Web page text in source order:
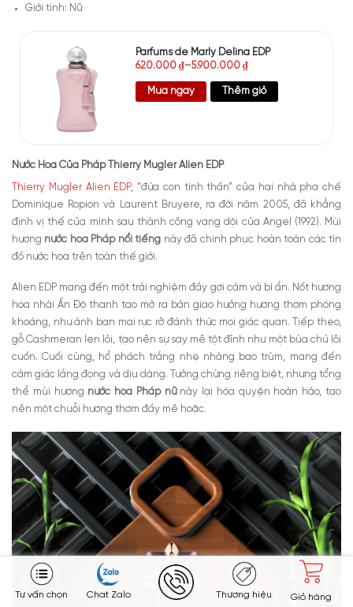
Giới tính: Nữ
Parfums de Marly Delina EDP
620.000₫–5.900.000₫
Mua ngay Thêm giỏ
Nước Hoa Của Pháp Thierry Mugler Alien EDP
Thierry Mugler Alien EDP, “đứa con tinh thần” của hai nhà pha chế
Dominique Ropion và Laurent Bruyere, ra đời năm 2005, đã khẳng
định vị thế của mình sau thành công vang dội của Angel (1992). Mùi
hương nước hoa Pháp nổi tiếng này đã chinh phục hoàn toàn các tín
đồ nước hoa trên toàn thế giới.
Alien EDP mang đến một trải nghiệm đầy gợi cảm và bí ẩn. Nốt hương
hoa nhài Ấn Độ thanh tao mở ra bản giao hưởng hương thơm phóng
khoáng, như ánh ban mai rực rỡ đánh thức mọi giác quan. Tiếp theo,
gỗ Cashmeran len lỏi, tạo nên sự say mê tột đỉnh như một bùa chú lôi
cuốn. Cuối cùng, hổ phách trắng nhẹ nhàng bao trùm, mang đến
cảm giác lắng đọng và dịu dàng. Tưởng chừng riêng biệt, nhưng tổng
thể mùi hương nước hoa Pháp nữnày lại hòa quyện hoàn hảo, tạo
nên một chuỗi hương thơm đầy mê hoặc.
Tư vấn chọn Chat Zalo Thương hiệu Giỏ hàng